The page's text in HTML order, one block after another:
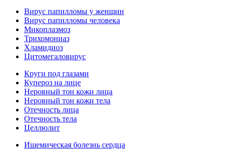
Вирус папилломы у женщин
Вирус папилломы человека
Микоплазмоз
Трихомониаз
Хламидиоз
Цитомегаловирус
Круги под глазами
Купероз на лице
Неровный тон кожи лица
Неровный тон кожи тела
Отечность лица
Отечность тела
Целлюлит
Ишемическая болезнь сердца